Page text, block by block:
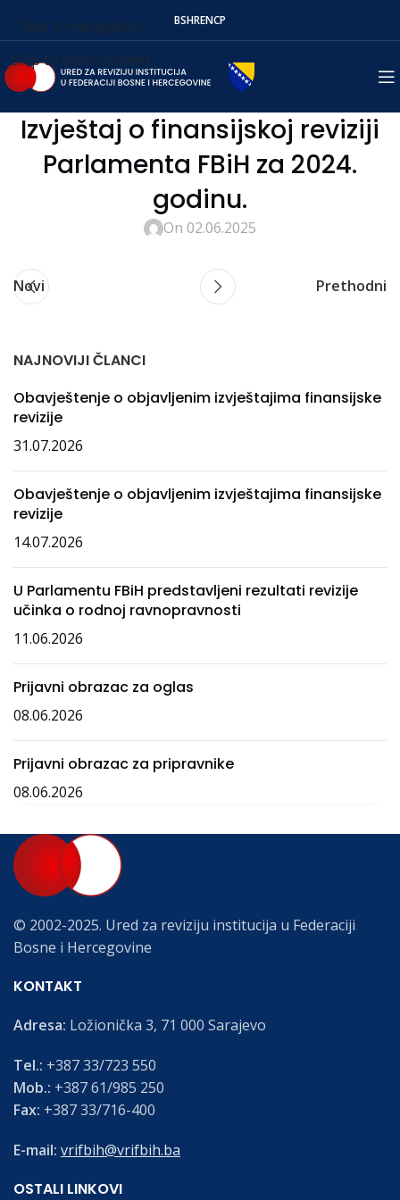
Skip to navigation
Skip to main content
BSHRENСР
Izvještaj o finansijskoj reviziji
Parlamenta FBiH za 2024.
godinu.
On 02.06.2025
Novi Prethodni
NAJNOVIJI ČLANCI
Obavještenje o objavljenim izvještajima finansijske
revizije
31.07.2026
Obavještenje o objavljenim izvještajima finansijske
revizije
14.07.2026
U Parlamentu FBiH predstavljeni rezultati revizije
učinka o rodnoj ravnopravnosti
11.06.2026
Prijavni obrazac za oglas
08.06.2026
Prijavni obrazac za pripravnike
08.06.2026
© 2002-2025. Ured za reviziju institucija u Federaciji
Bosne i Hercegovine
KONTAKT
Adresa: Ložionička 3, 71 000 Sarajevo
Tel.: +387 33/723 550
Mob.: +387 61/985 250
Fax: +387 33/716-400
E-mail: vrifbih@vrifbih.ba
OSTALI LINKOVI